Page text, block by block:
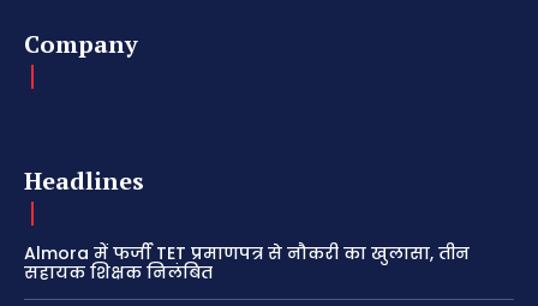
Company
Headlines
Almora में फर्जी TET प्रमाणपत्र से नौकरी का खुलासा, तीन
सहायक शिक्षक निलंबित